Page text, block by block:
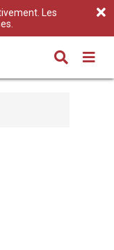
Les